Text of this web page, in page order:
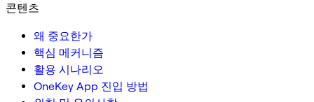
콘텐츠
왜 중요한가
핵심 메커니즘
활용 시나리오
OneKey App 진입 방법